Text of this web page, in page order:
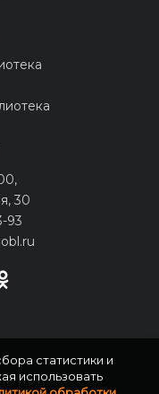
30
93
статистики и
использовать